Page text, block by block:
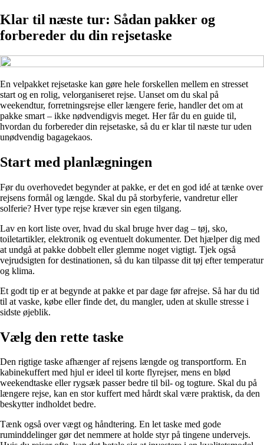
Klar til næste tur: Sådan pakker og
forbereder du din rejsetaske
En velpakket rejsetaske kan gøre hele forskellen mellem en stresset
start og en rolig, velorganiseret rejse. Uanset om du skal på
weekendtur, forretningsrejse eller længere ferie, handler det om at
pakke smart – ikke nødvendigvis meget. Her får du en guide til,
hvordan du forbereder din rejsetaske, så du er klar til næste tur uden
unødvendig bagagekaos.
Start med planlægningen
Før du overhovedet begynder at pakke, er det en god idé at tænke over
rejsens formål og længde. Skal du på storbyferie, vandretur eller
solferie? Hver type rejse kræver sin egen tilgang.
Lav en kort liste over, hvad du skal bruge hver dag – tøj, sko,
toiletartikler, elektronik og eventuelt dokumenter. Det hjælper dig med
at undgå at pakke dobbelt eller glemme noget vigtigt. Tjek også
vejrudsigten for destinationen, så du kan tilpasse dit tøj efter temperatur
og klima.
Et godt tip er at begynde at pakke et par dage før afrejse. Så har du tid
til at vaske, købe eller finde det, du mangler, uden at skulle stresse i
sidste øjeblik.
Vælg den rette taske
Den rigtige taske afhænger af rejsens længde og transportform. En
kabinekuffert med hjul er ideel til korte flyrejser, mens en blød
weekendtaske eller rygsæk passer bedre til bil- og togture. Skal du på
længere rejse, kan en stor kuffert med hårdt skal være praktisk, da den
beskytter indholdet bedre.
Tænk også over vægt og håndtering. En let taske med gode
ruminddelinger gør det nemmere at holde styr på tingene undervejs.